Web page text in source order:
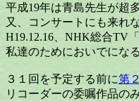
平成19年は青島先生が超
又、コンサートにも来れ
H19.12.16、NHK総合TV
私達のためにおいでにな
３１回を予定する前に第
リコーダーの委嘱作品の